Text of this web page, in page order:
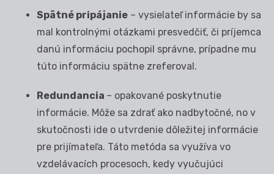
Spätné pripájanie – vysielateľ informácie by sa
mal kontrolnými otázkami presvedčiť, či príjemca
danú informáciu pochopil správne, prípadne mu
túto informáciu spätne zreferoval.
Redundancia – opakované poskytnutie
informácie. Môže sa zdrať ako nadbytočné, no v
skutočnosti ide o utvrdenie dôležitej informácie
pre prijímateľa. Táto metóda sa využíva vo
vzdelávacích procesoch, kedy vyučujúci